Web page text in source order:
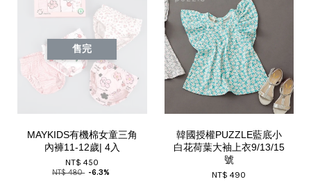
售完
MAYKIDS有機棉女童三角
內褲11-12歲| 4入
NT$ 450
NT$ 480 -6.3%
韓國授權PUZZLE藍底小
白花荷葉大袖上衣9/13/15
號
NT$ 490